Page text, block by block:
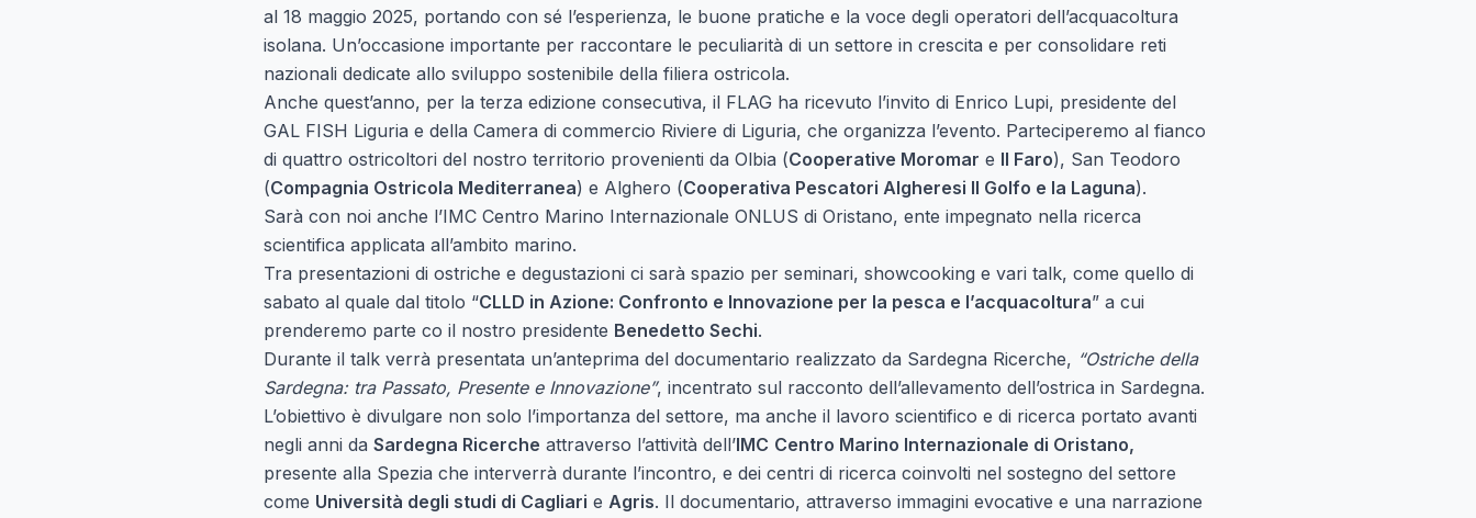
al 18 maggio 2025, portando con sé l’esperienza, le buone pratiche e la voce degli operatori dell’acquacoltura
isolana. Un’occasione importante per raccontare le peculiarità di un settore in crescita e per consolidare reti
nazionali dedicate allo sviluppo sostenibile della filiera ostricola.
Anche quest’anno, per la terza edizione consecutiva, il FLAG ha ricevuto l’invito di Enrico Lupi, presidente del
GAL FISH Liguria e della Camera di commercio Riviere di Liguria, che organizza l’evento. Parteciperemo al fianco
di quattro ostricoltori del nostro territorio provenienti da Olbia (Cooperative Moromar e Il Faro), San Teodoro
(Compagnia Ostricola Mediterranea) e Alghero (Cooperativa Pescatori Algheresi Il Golfo e la Laguna).
Sarà con noi anche l’IMC Centro Marino Internazionale ONLUS di Oristano, ente impegnato nella ricerca
scientifica applicata all’ambito marino.
Tra presentazioni di ostriche e degustazioni ci sarà spazio per seminari, showcooking e vari talk, come quello di
sabato al quale dal titolo “CLLD in Azione: Confronto e Innovazione per la pesca e l’acquacoltura” a cui
prenderemo parte co il nostro presidente Benedetto Sechi.
Durante il talk verrà presentata un’anteprima del documentario realizzato da Sardegna Ricerche, “Ostriche della
Sardegna: tra Passato, Presente e Innovazione”, incentrato sul racconto dell’allevamento dell’ostrica in Sardegna.
L’obiettivo è divulgare non solo l’importanza del settore, ma anche il lavoro scientifico e di ricerca portato avanti
negli anni da Sardegna Ricerche attraverso l’attività dell’IMC Centro Marino Internazionale di Oristano,
presente alla Spezia che interverrà durante l’incontro, e dei centri di ricerca coinvolti nel sostegno del settore
come Università degli studi di Cagliari e Agris. Il documentario, attraverso immagini evocative e una narrazione